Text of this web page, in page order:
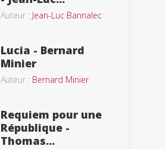
Auteur : Jean-Luc Bannalec
Lucia - Bernard
Minier
Auteur : Bernard Minier
Requiem pour une
République -
Thomas...